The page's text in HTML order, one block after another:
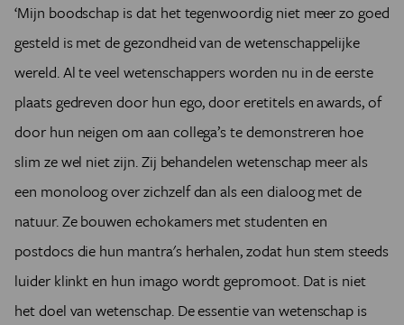
‘Mijn boodschap is dat het tegenwoordig niet meer zo goed
gesteld is met de gezondheid van de wetenschappelijke
wereld. Al te veel wetenschappers worden nu in de eerste
plaats gedreven door hun ego, door eretitels en awards, of
door hun neigen om aan collega’s te demonstreren hoe
slim ze wel niet zijn. Zij behandelen wetenschap meer als
een monoloog over zichzelf dan als een dialoog met de
natuur. Ze bouwen echokamers met studenten en
postdocs die hun mantra's herhalen, zodat hun stem steeds
luider klinkt en hun imago wordt gepromoot. Dat is niet
het doel van wetenschap. De essentie van wetenschap is